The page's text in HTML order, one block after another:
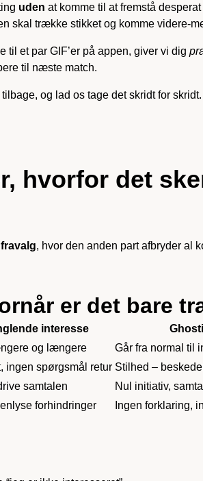
uden at komme til at fremstå
skal trække stikket og komme videre-
til et par GIF’er på appen, giver vi dig
til næste match.
og lad os tage det skridt for skridt.
hvorfor det
, hvor den anden part afbryder al
er det bare
interesse
og længere
Går fra normal til
ingen spørgsmål retur Stilhed –
samtalen
Nul initiativ,
forhindringer Ingen forklaring,